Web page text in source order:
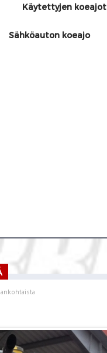
Käytettyjen koeajot
Sähköauton koeajo